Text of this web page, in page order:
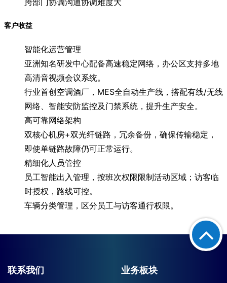
联系我们 业务板块